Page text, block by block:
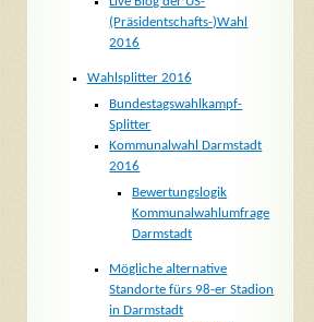
(Präsidentschafts-)Wahl
2016
Wahlsplitter 2016
Bundestagswahlkampf-
Splitter
Kommunalwahl Darmstadt
2016
Bewertungslogik
Kommunalwahlumfrage
Darmstadt
Mögliche alternative
Standorte fürs 98-er Stadion
in Darmstadt